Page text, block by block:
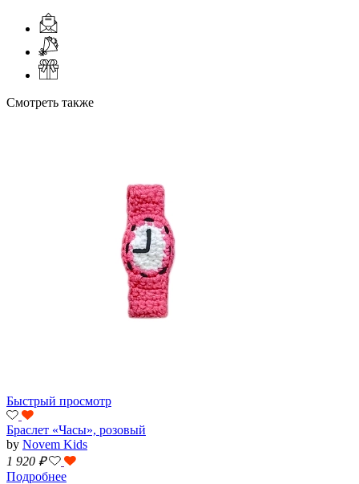
Смотреть также
Быстрый просмотр
Браслет «Часы», розовый
by Novem Kids
1 920 ₽
Подробнее